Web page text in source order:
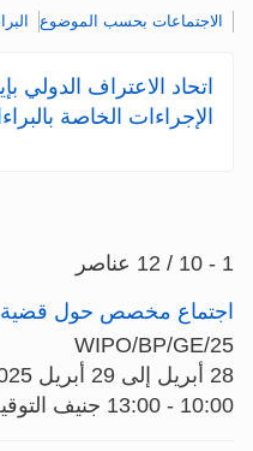
الاجتماعات بحسب الموضوع
اتحاد الاعتراف الدولي
الإجراءات الخاصة
1 - 10 / 12 عناصر
اجتماع مخصص حول قضية التعامل مع
WIPO/BP/GE/25
28 أبريل إلى 29 أبريل 2025
10:00 - 13:00 جنيف التوقيت